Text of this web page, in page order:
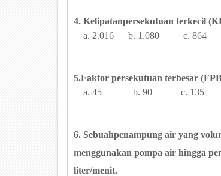
4. Kelipatanpersekutuan terkecil
a. 2.016 b. 1.080 c. 864
5.Faktor persekutuan terbesar
a. 45 b. 90 c. 135
6. Sebuahpenampung air yang
menggunakan pompa air hingga
liter/menit.